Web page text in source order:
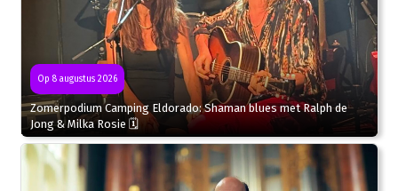
Op 8 augustus 2026
Zomerpodium Camping Eldorado: Shaman blues met Ralph de
Jong & Milka Rosie 🗓